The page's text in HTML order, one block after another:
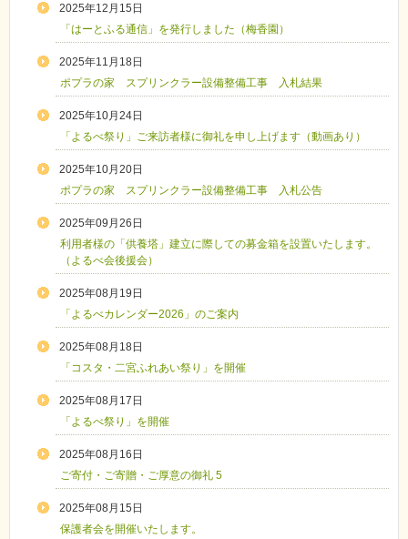
2025年12月15日
「はーとふる通信」を発行しました（梅香園）
2025年11月18日
ポプラの家 スプリンクラー設備整備工事 入札結果
2025年10月24日
「よるべ祭り」ご来訪者様に御礼を申し上げます（動画あり）
2025年10月20日
ポプラの家 スプリンクラー設備整備工事 入札公告
2025年09月26日
利用者様の「供養塔」建立に際しての募金箱を設置いたします。
（よるべ会後援会）
2025年08月19日
「よるべカレンダー2026」のご案内
2025年08月18日
「コスタ・二宮ふれあい祭り」を開催
2025年08月17日
「よるべ祭り」を開催
2025年08月16日
ご寄付・ご寄贈・ご厚意の御礼 5
2025年08月15日
保護者会を開催いたします。